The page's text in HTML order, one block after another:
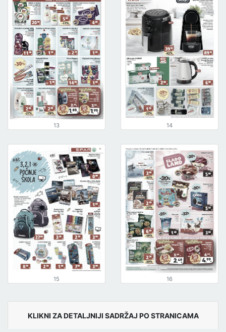
13 14
15 16
KLIKNI ZA DETALJNIJI SADRŽAJ PO STRANICAMA